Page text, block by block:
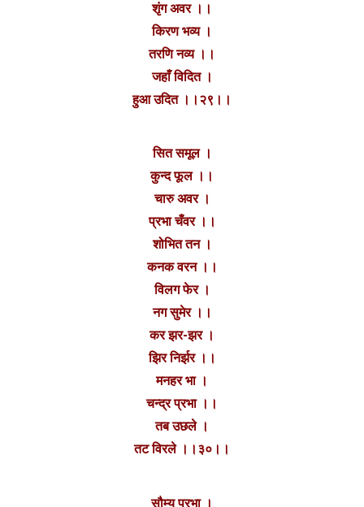
शृंग अवर ।।
किरण भव्य ।
तरणि नव्य ।।
जहाँ विदित ।
हुआ उदित ।।२९।।
सित समूल ।
कुन्द फूल ।।
चारु अवर ।
प्रभा चँवर ।।
शोभित तन ।
कनक वरन ।।
विलग फेर ।
नग सुमेर ।।
कर झर-झर ।
झिर निर्झर ।।
मनहर भा ।
चन्द्र प्रभा ।।
तब उछले ।
तट विरले ।।३०।।
सौम्य प्रभा ।